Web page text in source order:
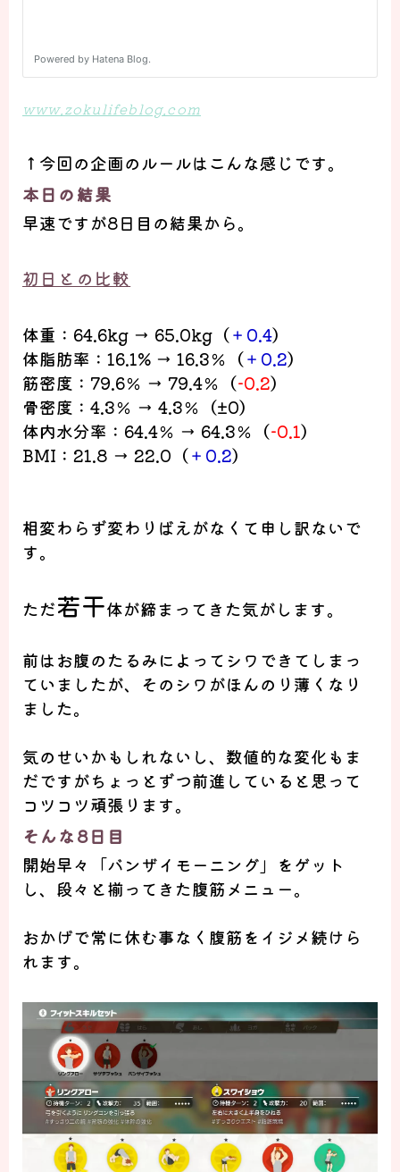
www.zokulifeblog.com
↑ 今回の企画のルールはこんな感じです。
本日の結果
早速ですが8日目の結果から。
初日との比較
体重： 64.6kg → 65.0kg （＋ 0.4）
体脂肪率： 16.1% → 16.3％（＋ 0.2）
筋密度： 79.6％ → 79.4％（-0.2）
骨密度： 4.3％ → 4.3％（±0）
体内水分率： 64.4％ → 64.3％（-0.1）
BMI ： 21.8 → 22.0 （＋ 0.2）
相変わらず変わりばえがなくて申し訳ないで
す。
ただ若干体が締まってきた気がします。
前はお腹のたるみによってシワできてしまっ
ていましたが、そのシワがほんのり 薄くなり
ました。
気のせいかもしれないし、数値的な変化もま
だですがちょっとずつ前進 していると思って
コツコツ頑張ります。
そんな8日目
開始早々
「バンザイモーニング」 をゲット
し、段々と揃ってきた腹筋メニュー。
おかげで常に休む事なく腹筋をイジメ続けら
れます。